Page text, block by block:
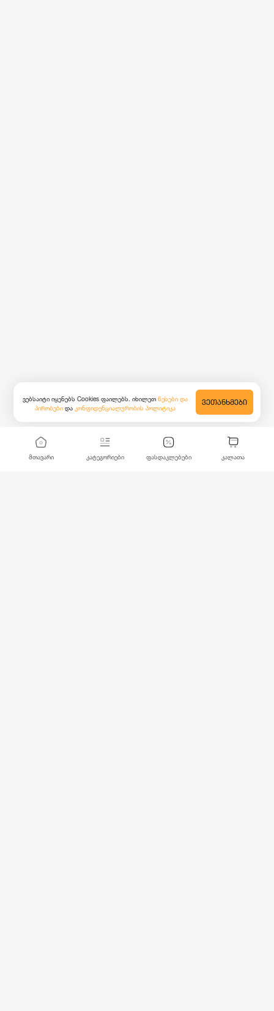
მთავარი კატეგორიები ფასდაკლებები კალათა
ვებსაიტი იყენებს Cookies ფაილებს. იხილეთ წესები და
პირობები და კონფიდენციალურობის პოლიტიკა
ᲕᲔᲗᲐᲜᲮᲛᲔᲑᲘ